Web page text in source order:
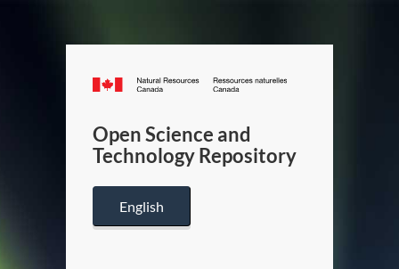
Canada.ca
/
Canada
Open Science and
Technology Repository
English